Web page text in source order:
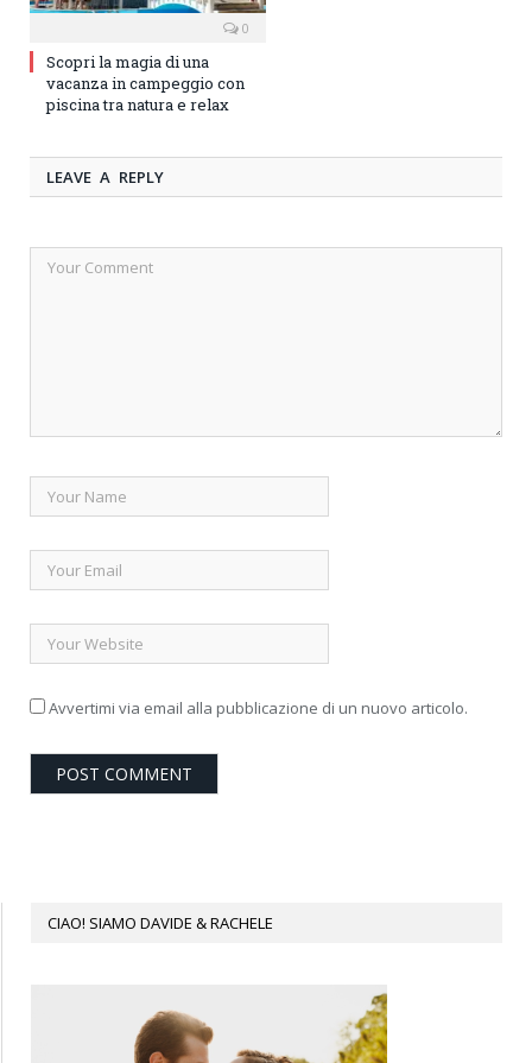
0
Scopri la magia di una
vacanza in campeggio con
piscina tra natura e relax
LEAVE A REPLY
Avvertimi via email alla pubblicazione di un nuovo articolo.
CIAO! SIAMO DAVIDE & RACHELE